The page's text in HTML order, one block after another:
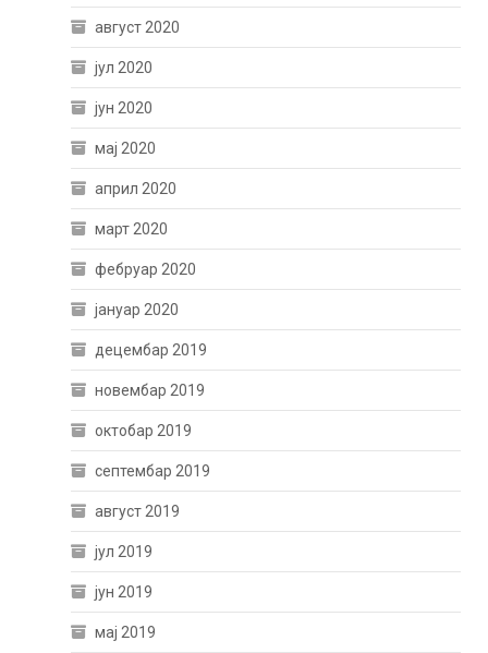
август 2020
јул 2020
јун 2020
мај 2020
април 2020
март 2020
фебруар 2020
јануар 2020
децембар 2019
новембар 2019
октобар 2019
септембар 2019
август 2019
јул 2019
јун 2019
мај 2019